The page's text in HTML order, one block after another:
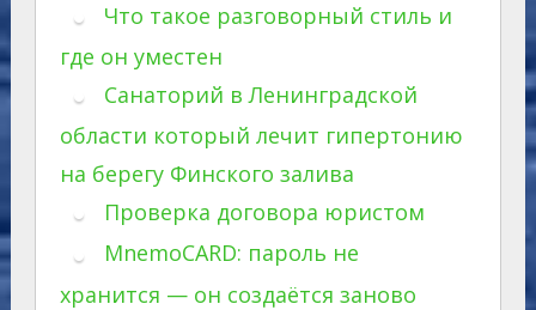
Что такое разговорный стиль и
где он уместен
Санаторий в Ленинградской
области который лечит гипертонию
на берегу Финского залива
Проверка договора юристом
MnemoCARD: пароль не
хранится — он создаётся заново